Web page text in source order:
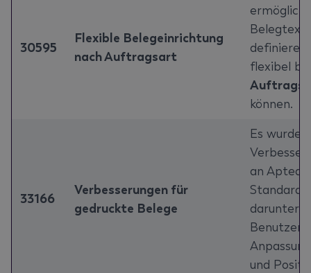
30595
Flexible Belegeinrichtung
nach Auftragsart
flexibel
können.
33166
Verbesserungen für
gedruckte Belege
Es
an
darunter
und